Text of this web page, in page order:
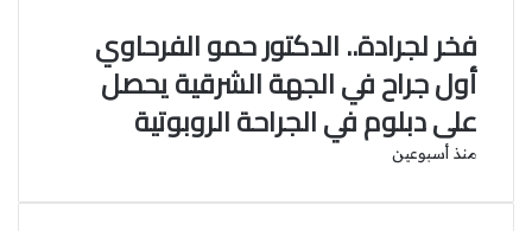
فخر لجرادة.. الدكتور حمو الفرحاوي
أول جراح في الجهة الشرقية يحصل
على دبلوم في الجراحة الروبوتية
منذ أسبوعين